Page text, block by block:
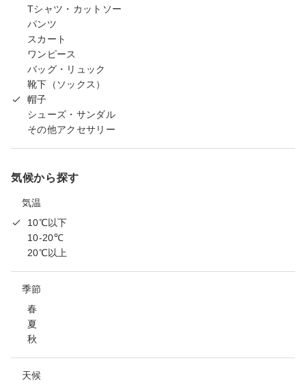
Tシャツ・カットソー
パンツ
スカート
ワンピース
バッグ・リュック
靴下（ソックス）
帽子
シューズ・サンダル
その他アクセサリー
気候から探す
気温
10℃以下
10-20℃
20℃以上
季節
春
夏
秋
天候